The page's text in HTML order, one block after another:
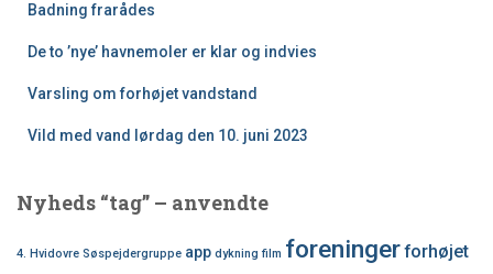
Badning frarådes
De to ’nye’ havnemoler er klar og indvies
Varsling om forhøjet vandstand
Vild med vand lørdag den 10. juni 2023
Nyheds “tag” – anvendte
4. Hvidovre Søspejdergruppe app dykning film foreningerforhøjet